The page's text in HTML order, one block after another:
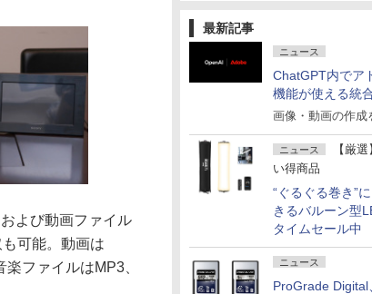
最新記事
ニュース
ChatGPT内でア
機能が使える統
画像・動画の作成
ニュース
【厳
い得商品
“ぐるぐる巻き”
きるバルーン型
タイムセール中
ニュース
ProGrade Digital
よび動画ファイル
可能。動画は
ファイルはMP3、